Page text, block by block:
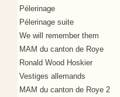
Pélerinage
Pélerinage suite
We will remember them
MAM du canton de Roye
Ronald Wood Hoskier
Vestiges allemands
MAM du canton de Roye 2